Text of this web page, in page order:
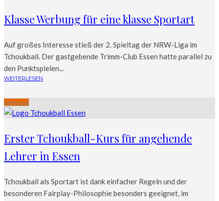
Klasse Werbung für eine klasse Sportart
Auf großes Interesse stieß der 2. Spieltag der NRW-Liga im
Tchoukball. Der gastgebende Trimm-Club Essen hatte parallel zu
den Punktspielen...
WEITERLESEN
Regional
Erster Tchoukball-Kurs für angehende
Lehrer in Essen
Tchoukball als Sportart ist dank einfacher Regeln und der
besonderen Fairplay-Philosophie besonders geeignet, im